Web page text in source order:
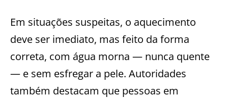
Em situações suspeitas, o aquecimento
deve ser imediato, mas feito da forma
correta, com água morna — nunca quente
— e sem esfregar a pele. Autoridades
também destacam que pessoas em